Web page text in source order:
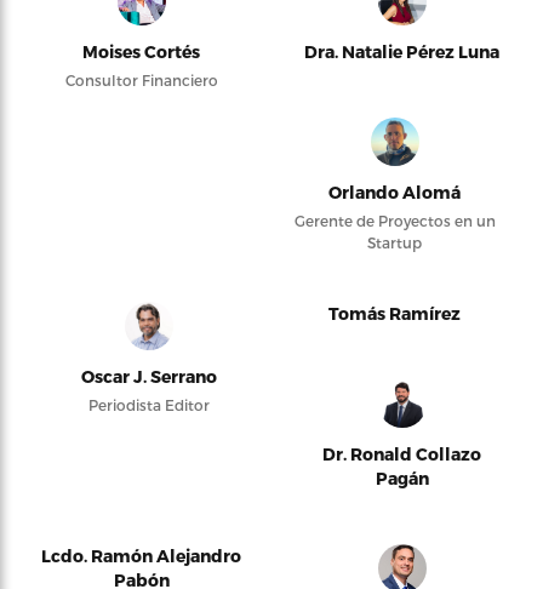
Moises Cortés
Consultor Financiero
Dra. Natalie Pérez Luna
Orlando Alomá
Gerente de Proyectos en un
Startup
Oscar J. Serrano
Periodista Editor
Tomás Ramírez
Dr. Ronald Collazo
Pagán
Lcdo. Ramón Alejandro
Pabón